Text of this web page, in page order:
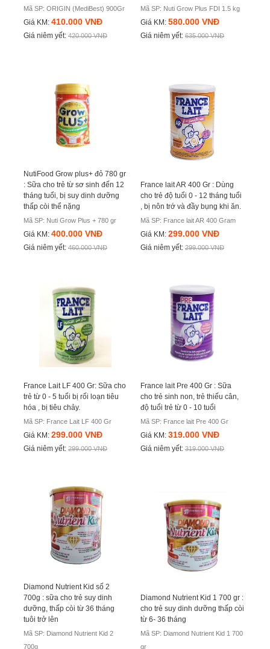
Mã SP: ORIGIN (MediBest) 900Gr
Giá KM: 410.000 VNĐ
Giá niêm yết: 420.000 VNĐ
Mã SP: Nuti Grow Plus FDI 1.5 kg
Giá KM: 580.000 VNĐ
Giá niêm yết: 635.000 VNĐ
NutiFood Grow plus+ đỏ 780 gr
: Sữa cho trẻ từ sơ sinh đến 12
tháng tuổi, bị suy dinh dưỡng
thấp còi thể nặng
Mã SP: Nuti Grow Plus + 780 gr
Giá KM: 400.000 VNĐ
Giá niêm yết: 460.000 VNĐ
France lait AR 400 Gr : Dùng
cho trẻ độ tuổi 0 - 12 tháng tuổi
, bị nôn trớ và đầy bụng khi ăn.
Mã SP: France lait AR 400 Gram
Giá KM: 299.000 VNĐ
Giá niêm yết: 299.000 VNĐ
France Lait LF 400 Gr: Sữa cho
trẻ từ 0 - 5 tuổi bị rối loạn tiêu
hóa , bị tiêu chảy.
Mã SP: France Lait LF 400 Gr
Giá KM: 299.000 VNĐ
Giá niêm yết: 299.000 VNĐ
France lait Pre 400 Gr : Sữa
cho trẻ sinh non, trẻ thiếu cân,
độ tuổi trẻ từ 0 - 10 tuổi
Mã SP: France lait Pre 400 Gr
Giá KM: 319.000 VNĐ
Giá niêm yết: 319.000 VNĐ
Diamond Nutrient Kid số 2
700g : sữa cho trẻ suy dinh
dưỡng, thấp còi từ 36 tháng
tuôi trở lên
Mã SP: Diamond Nutrient Kid 2
700g
Diamond Nutrient Kid 1 700 gr :
cho trẻ suy dinh dưỡng thấp còi
từ 6- 36 tháng
Mã SP: Diamond Nutrient Kid 1 700
gr